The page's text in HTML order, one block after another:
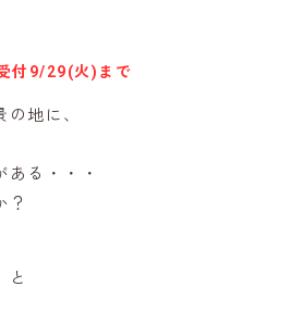
付 9/29(火)まで
地に、
る・・・
？
と